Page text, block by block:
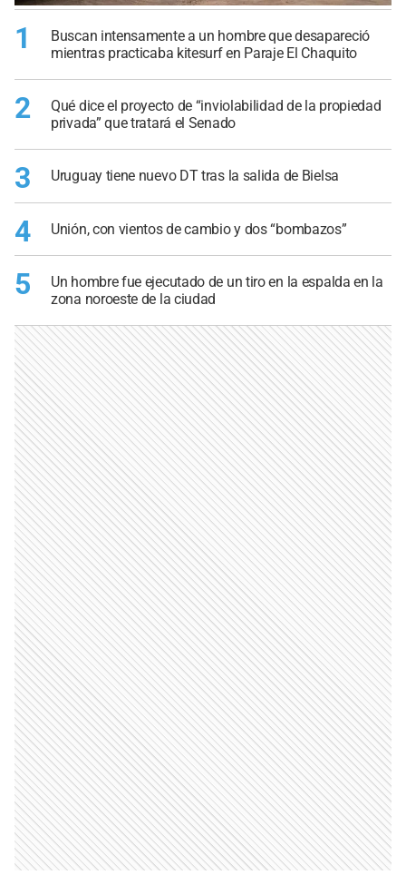
1
Buscan intensamente a un hombre que desapareció
mientras practicaba kitesurf en Paraje El Chaquito
2
Qué dice el proyecto de “inviolabilidad de la propiedad
privada” que tratará el Senado
3 Uruguay tiene nuevo DT tras la salida de Bielsa
4 Unión, con vientos de cambio y dos “bombazos”
5
Un hombre fue ejecutado de un tiro en la espalda en la
zona noroeste de la ciudad